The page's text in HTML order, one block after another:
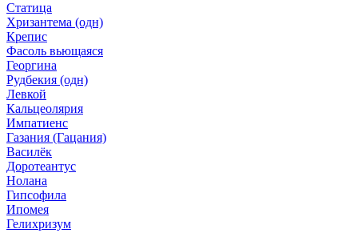
Статица
Хризантема (одн)
Крепис
Фасоль вьющаяся
Георгина
Рудбекия (одн)
Левкой
Кальцеолярия
Импатиенс
Газания (Гацания)
Василёк
Доротеантус
Нолана
Гипсофила
Ипомея
Гелихризум